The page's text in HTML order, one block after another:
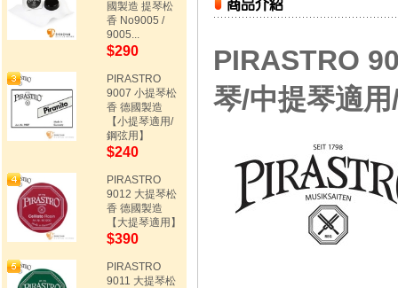
國製造 提琴松
香 No9005 /
9005...
$290
PIRASTRO
9007 小提琴松
香 德國製造
【小提琴適用/
鋼弦用】
$240
PIRASTRO
9012 大提琴松
香 德國製造
【大提琴適用】
$390
PIRASTRO
9011 大提琴松
PIRASTRO
琴/中提琴適